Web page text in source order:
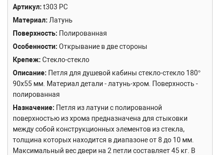
Артикул t303 PC
Материал Латунь
Поверхность Полированная
Особенности Открывание в две стороны
Крепеж Стекло-стекло
Описание Петля для душевой кабины стекло-стекло 180°
90х55 мм. Материал детали - латунь-хром. Поверхность -
полированная
Назначение Петля из латуни с полированной
поверхностью из хрома предназначена для стыковки
между собой конструкционных элементов из стекла,
толщина которых находится в диапазоне от 8 до 10 мм.
Максимальный вес двери на 2 петли составляет 45 кг. В